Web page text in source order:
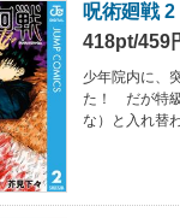
呪術廻戦 2
418pt/459
少年院内に、
た！ だが特級
な）と入れ替